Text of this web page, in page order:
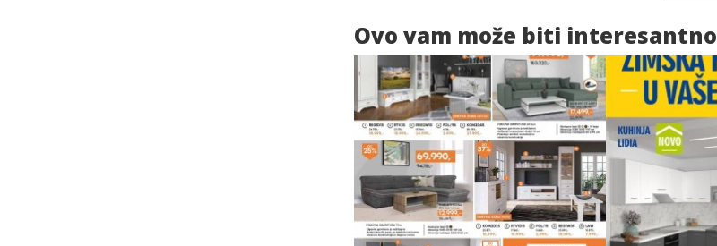
Ovo vam može biti interesantno